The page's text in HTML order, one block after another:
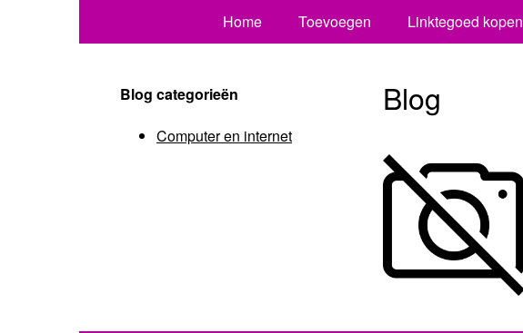
Home Toevoegen Linktegoed kopen
Blog
Blog categorieën
Computer en internet